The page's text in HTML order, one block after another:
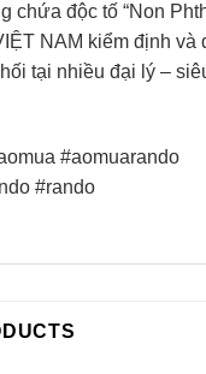
chứa độc tố “Non
NAM kiểm định và
tại nhiều đại lý –
#aomuarando
#rando